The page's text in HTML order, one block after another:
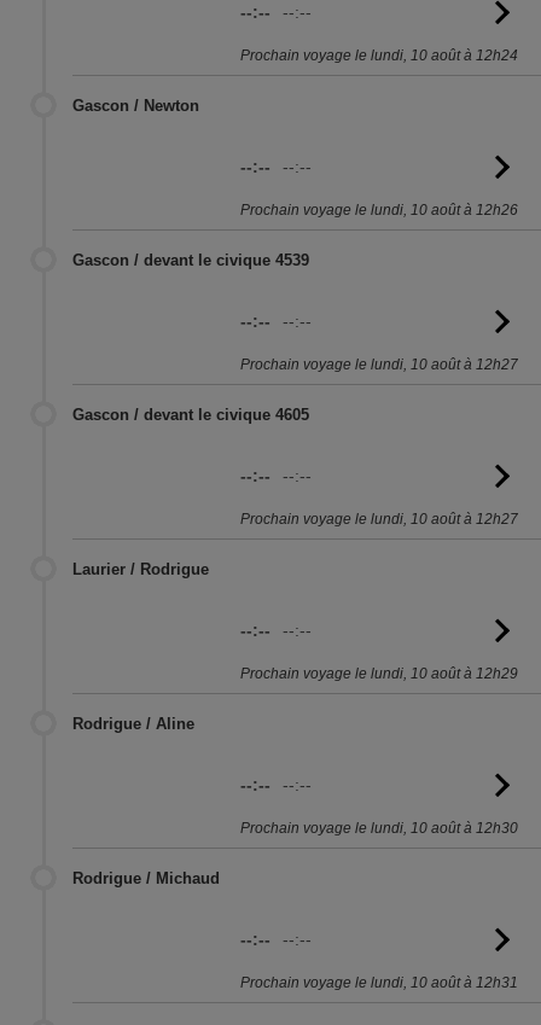
--:-- --:--
Prochain voyage le lundi, 10 août à 12h24
Gascon / Newton
--:-- --:--
Prochain voyage le lundi, 10 août à 12h26
Gascon / devant le civique 4539
--:-- --:--
Prochain voyage le lundi, 10 août à 12h27
Gascon / devant le civique 4605
--:-- --:--
Prochain voyage le lundi, 10 août à 12h27
Laurier / Rodrigue
--:-- --:--
Prochain voyage le lundi, 10 août à 12h29
Rodrigue / Aline
--:-- --:--
Prochain voyage le lundi, 10 août à 12h30
Rodrigue / Michaud
--:-- --:--
Prochain voyage le lundi, 10 août à 12h31